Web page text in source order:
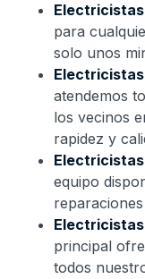
para
solo unos
atendemos
los vecinos
rapidez y
equipo
principal
todos